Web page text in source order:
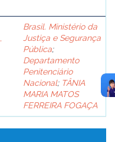
Brasil. Ministério da
Justiça e Segurança
Pública;
Departamento
Penitenciário
Nacional; TÂNIA
MARIA MATOS
FERREIRA FOGAÇA